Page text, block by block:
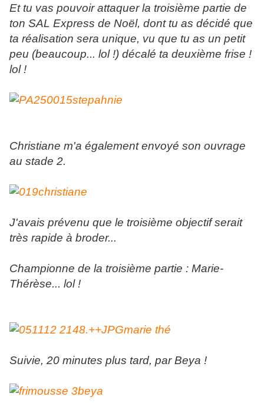
Et tu vas pouvoir attaquer la troisième partie de
ton SAL Express de Noël, dont tu as décidé que
ta réalisation sera unique, vu que tu as un petit
peu (beaucoup... lol !) décalé ta deuxième frise !
lol !
Christiane m'a également envoyé son ouvrage
au stade 2.
J'avais prévenu que le troisième objectif serait
très rapide à broder...
Championne de la troisième partie : Marie-
Thérèse... lol !
Suivie, 20 minutes plus tard, par Beya !